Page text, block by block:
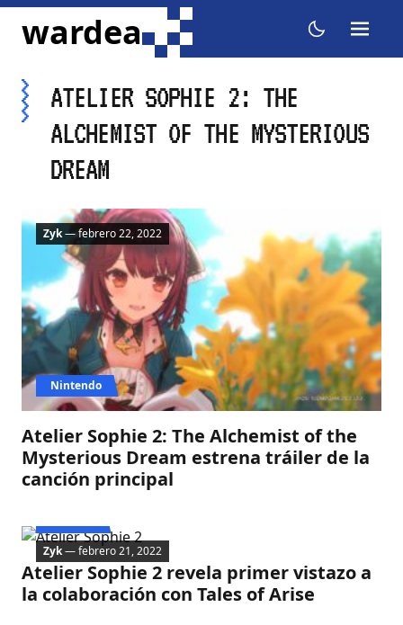
ir al contenido
wardea dark mode
menu
ATELIER SOPHIE 2: THE
ALCHEMIST OF THE MYSTERIOUS
DREAM
Atelier Sophie 2: The Alchemist of the
Mysterious Dream estrena tráiler de la
canción principal
Nintendo
Zyk— febrero 22, 2022
Atelier Sophie 2 revela primer vistazo a
la colaboración con Tales of Arise
Zyk— febrero 21, 2022